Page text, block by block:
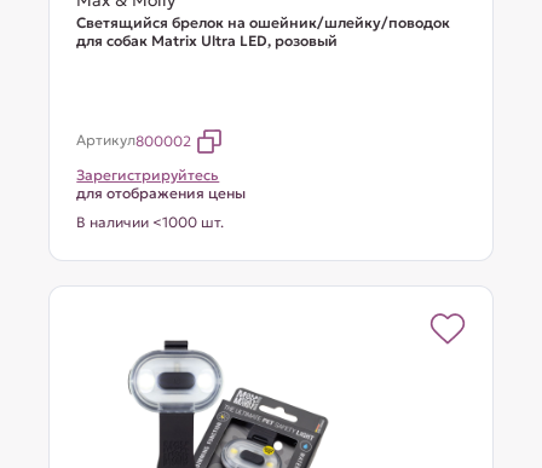
Светящийся брелок на ошейник/шлейку/поводок
для собак Matrix Ultra LED, розовый
Артикул800002
Зарегистрируйтесь
для отображения цены
В наличии <1000 шт.